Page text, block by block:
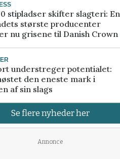
stipladser skifter slagteri: En
største producenter
nu grisene til Danish Crown
understreger potentialet:
den eneste mark i
af sin slags
Se flere nyheder her
Annonce